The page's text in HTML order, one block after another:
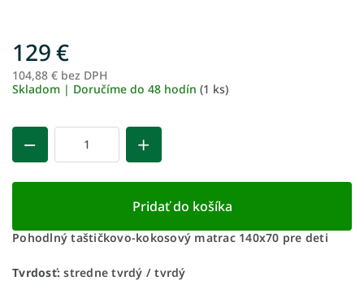
129 €
104,88 € bez DPH
Skladom | Doručíme do 48 hodín (1 ks)
Pridať do košíka
Pohodlný taštičkovo-kokosový matrac 140x70 pre deti
Tvrdosť: stredne tvrdý / tvrdý